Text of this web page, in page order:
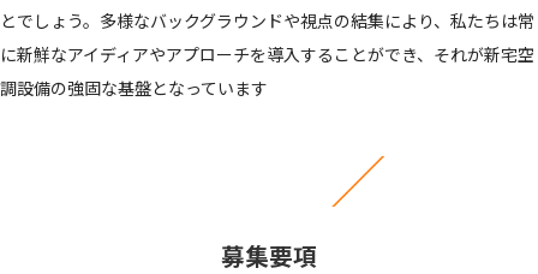
とでしょう。多様なバックグラウンドや視点の結集により、私たちは常
に新鮮なアイディアやアプローチを導入することができ、それが新宅空
調設備の強固な基盤となっています
募集要項